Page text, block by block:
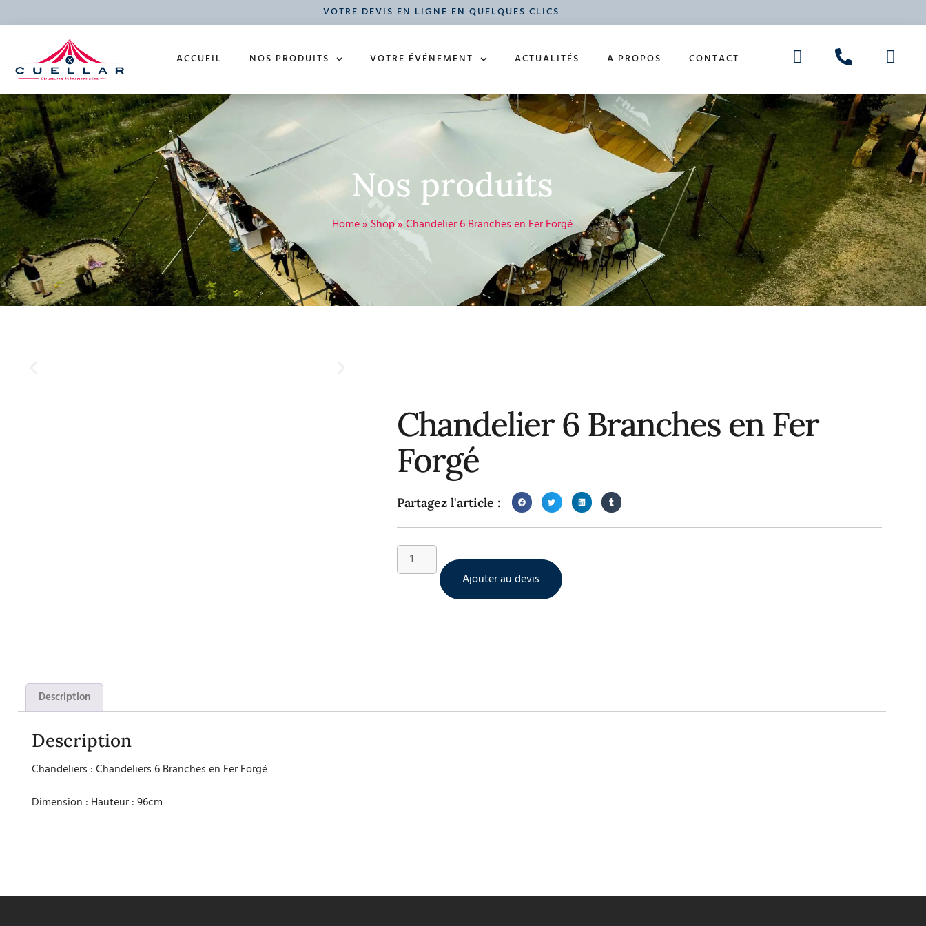
VOTRE DEVIS EN LIGNE EN QUELQUES CLICS
ACCUEIL NOS PRODUITS VOTRE ÉVÉNEMENT ACTUALITÉS A PROPOS CONTACT
Nos produits
Home»Shop»Chandelier 6 Branches en Fer Forgé
Chandelier 6 Branches en Fer
Forgé
Partagez l'article :
Ajouter au devis
Description
Description
Chandeliers : Chandeliers 6 Branches en Fer Forgé
Dimension : Hauteur : 96cm